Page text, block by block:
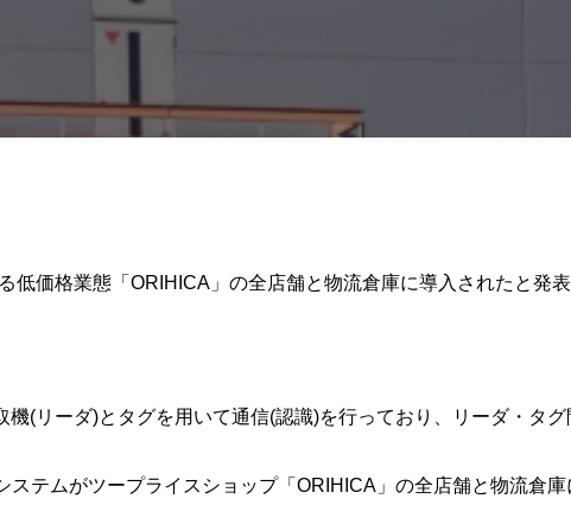
価格業態「ORIHICA」の全店舗と物流倉庫に導入されたと発
(リーダ)とタグを用いて通信(認識)を行っており、リーダ・タ
テムがツープライスショップ「ORIHICA」の全店舗と物流倉庫